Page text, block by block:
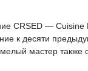
CRSED —
к десяти
мастер также